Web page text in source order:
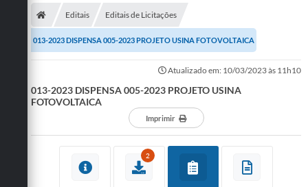
Editais Editais de Licitações
013-2023 DISPENSA 005-2023 PROJETO USINA FOTOVOLTAICA
Atualizado em: 10/03/2023 às 11h10
013-2023 DISPENSA 005-2023 PROJETO USINA
FOTOVOLTAICA
Imprimir
2